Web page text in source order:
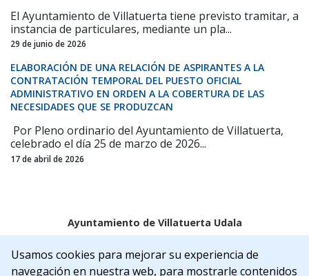
El Ayuntamiento de Villatuerta tiene previsto tramitar, a
instancia de particulares, mediante un pla...
29 de junio de 2026
ELABORACIÓN DE UNA RELACIÓN DE ASPIRANTES A LA
CONTRATACIÓN TEMPORAL DEL PUESTO OFICIAL
ADMINISTRATIVO EN ORDEN A LA COBERTURA DE LAS
NECESIDADES QUE SE PRODUZCAN
Por Pleno ordinario del Ayuntamiento de Villatuerta,
celebrado el día 25 de marzo de 2026...
17 de abril de 2026
Ayuntamiento de Villatuerta Udala
Aviso de privacidad
Usamos cookies para mejorar su experiencia de
navegación en nuestra web, para mostrarle contenidos